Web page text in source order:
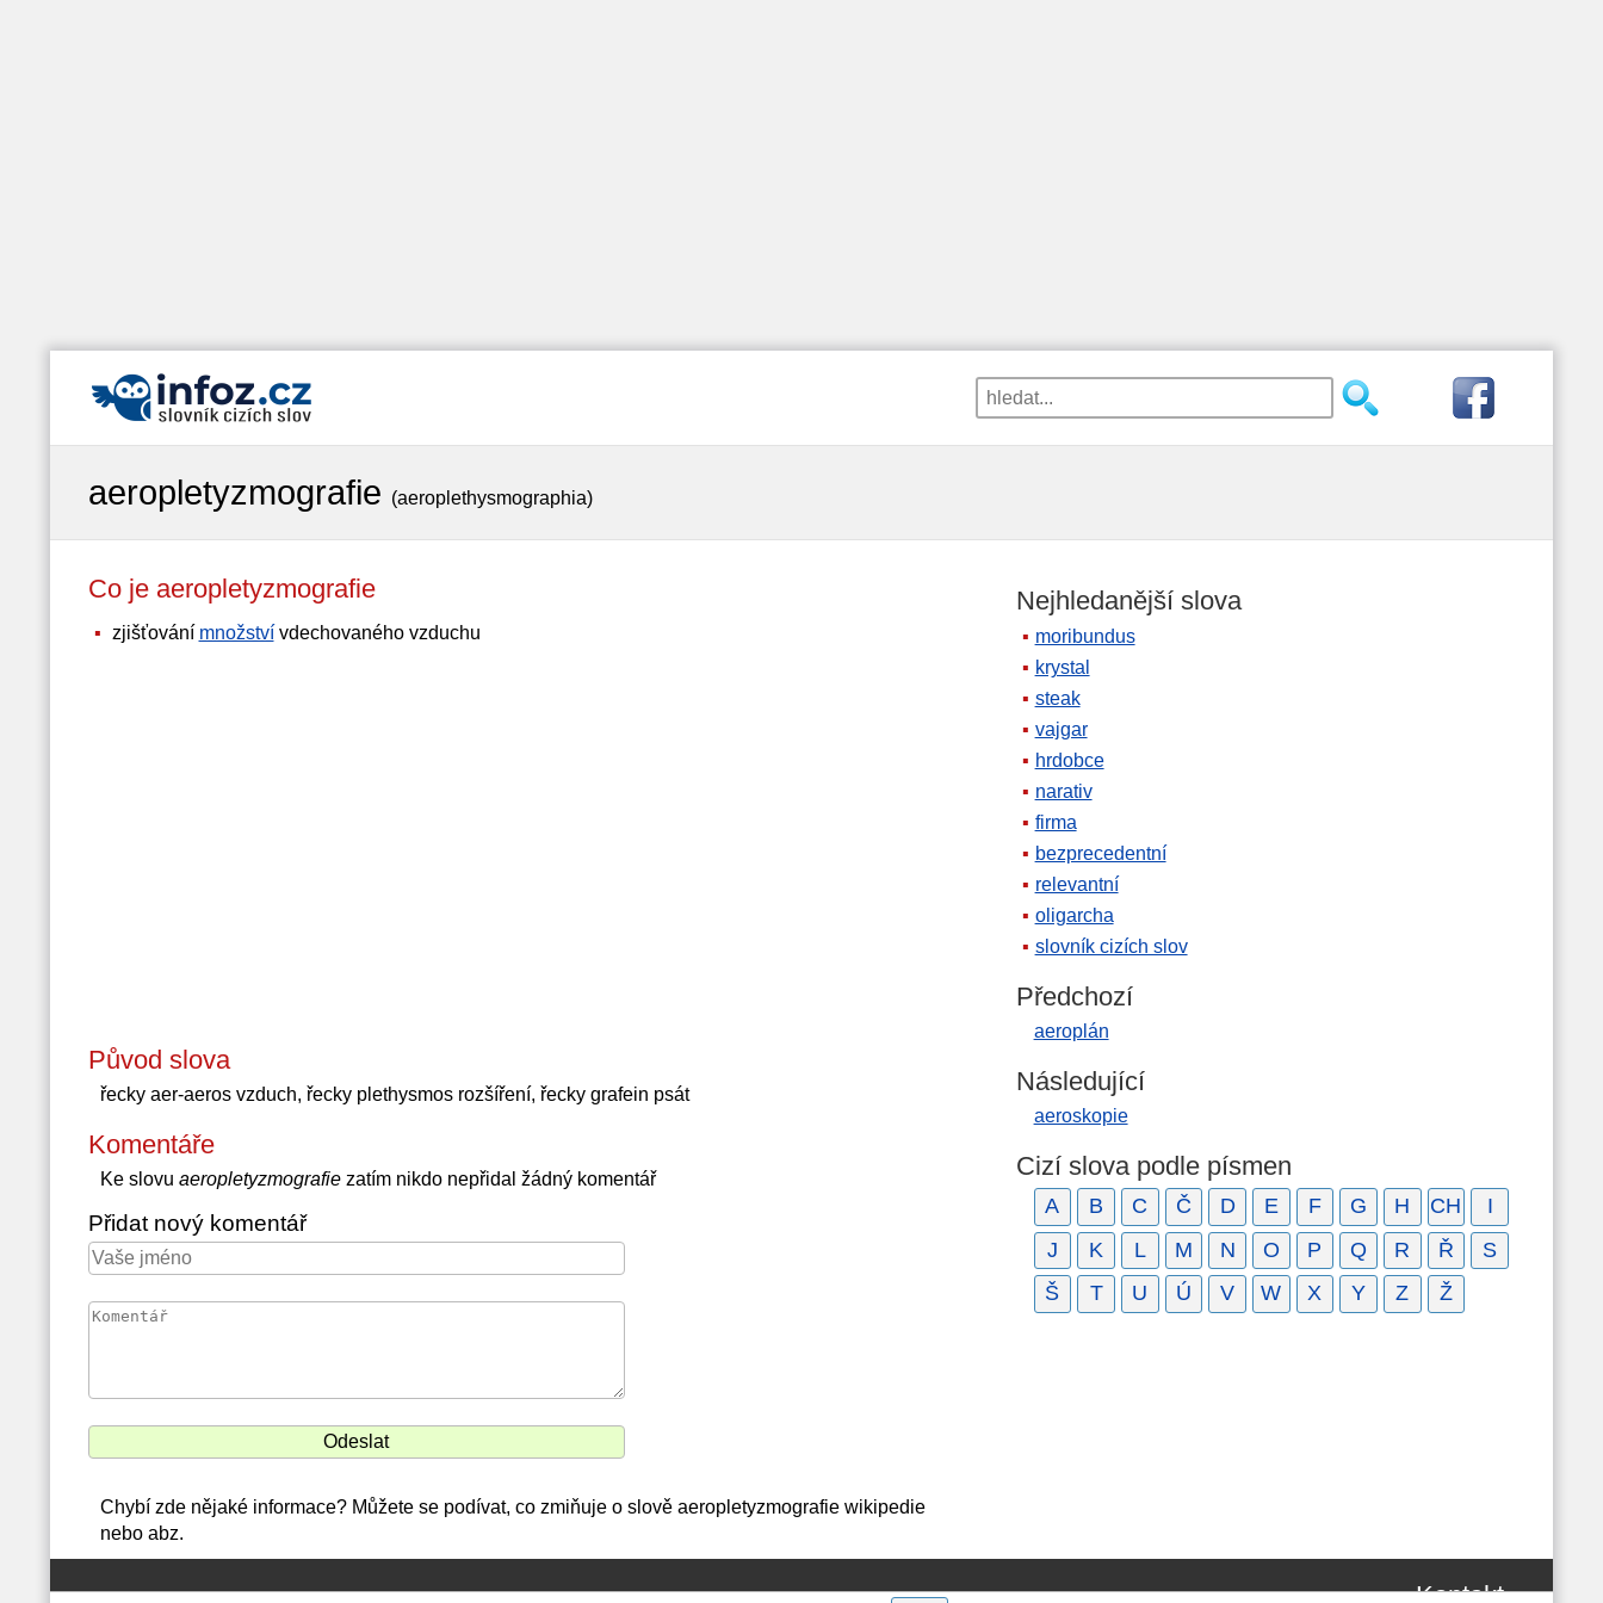
aeropletyzmografie (aeroplethysmographia)
Co je aeropletyzmografie
zjišťování množstvívdechovaného vzduchu
Původ slova
řecky aer-aeros vzduch, řecky plethysmos rozšíření, řecky grafein psát
Komentáře
Ke slovu aeropletyzmografiezatím nikdo nepřidal žádný komentář
Přidat nový komentář
Chybí zde nějaké informace? Můžete se podívat, co zmiňuje o slově aeropletyzmografie wikipedie
nebo abz.
Nejhledanější slova
moribundus
krystal
steak
vajgar
hrdobce
narativ
firma
bezprecedentní
relevantní
oligarcha
slovník cizích slov
Předchozí
aeroplán
Následující
aeroskopie
Cizí slova podle písmen
A B C Č D E F G H CH
I
J
K L M N O P Q R Ř
S
Š
T U Ú V W X Y Z Ž
Kontakt